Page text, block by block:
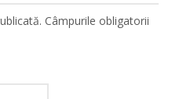
Câmpurile obligatorii